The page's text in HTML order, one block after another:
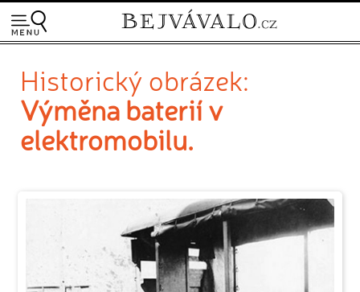
Historický obrázek:
Výměna baterií v
elektromobilu.